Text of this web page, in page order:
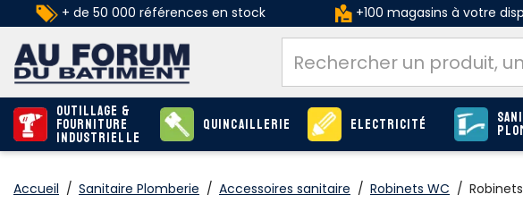
+ de 50 000 références en stock +100 magasins à votre
Outillage &
Fourniture
industrielle
Quincaillerie Electricité
Accueil / Sanitaire Plomberie / Accessoires sanitaire / Robinets WC /